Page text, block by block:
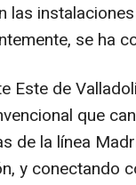
las
se ha
Este de
que
de la línea
y conectando